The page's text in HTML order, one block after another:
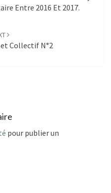
Entre 2016 Et 2017.
Collectif N°2
pour publier un